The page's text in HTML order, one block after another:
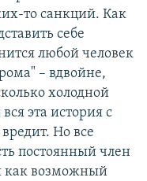
то санкций. Как
себе
любой человек
– вдвойне,
холодной
эта история с
Но все
постоянный член
как возможный